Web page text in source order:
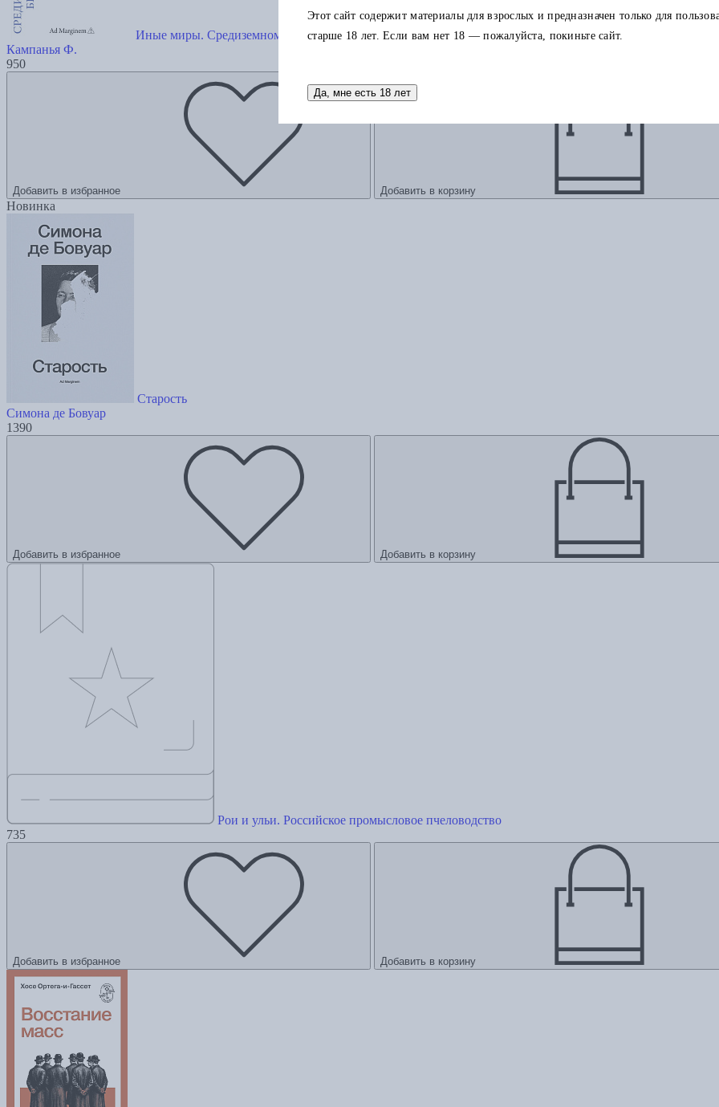
Иные миры. Средиземноморские уроки бегства от истории
Кампанья Ф.
950
Добавить в избранное Добавить в корзину
Новинка
Старость
Симона де Бовуар
1390
Добавить в избранное Добавить в корзину
Рои и ульи. Российское промысловое пчеловодство
735
Добавить в избранное Добавить в корзину
Этот сайт содержит материалы для взрослых и предназначен только для
старше 18 лет. Если вам нет 18 — пожалуйста, покиньте сайт.
Да, мне есть 18 лет